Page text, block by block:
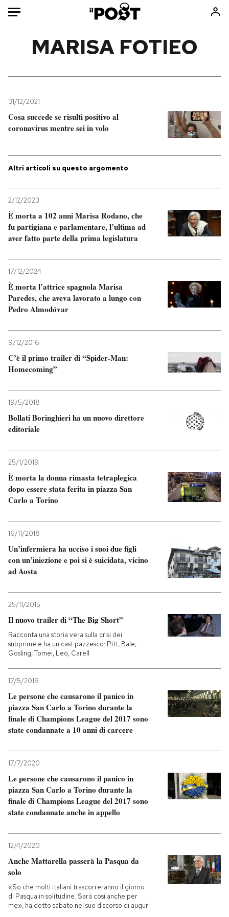
Mondo
Politica
Tecnologia
Economia
Sport
Consumismi
Altrecose
NEWSLETTER
AREA PERSONALE
MARISA FOTIEO
31/12/2021
Cosa succede se risulti positivo al
coronavirus mentre sei in volo
Altri articoli su questo argomento
2/12/2023
È morta a 102 anni Marisa Rodano, che
fu partigiana e parlamentare, l’ultima ad
aver fatto parte della prima legislatura
17/12/2024
È morta l’attrice spagnola Marisa
Paredes, che aveva lavorato a lungo con
Pedro Almodóvar
9/12/2016
C’è il primo trailer di “Spider-Man:
Homecoming”
19/5/2018
Bollati Boringhieri ha un nuovo direttore
editoriale
25/1/2019
È morta la donna rimasta tetraplegica
dopo essere stata ferita in piazza San
Carlo a Torino
16/11/2018
Un’infermiera ha ucciso i suoi due figli
con un’iniezione e poi si è suicidata, vicino
ad Aosta
25/11/2015
Il nuovo trailer di “The Big Short”
Racconta una storia vera sulla crisi dei
subprime e ha un cast pazzesco: Pitt, Bale,
Gosling, Tomei, Leo, Carell
17/5/2019
Le persone che causarono il panico in
piazza San Carlo a Torino durante la
finale di Champions League del 2017 sono
state condannate a 10 anni di carcere
17/7/2020
Le persone che causarono il panico in
piazza San Carlo a Torino durante la
finale di Champions League del 2017 sono
state condannate anche in appello
12/4/2020
Anche Mattarella passerà la Pasqua da
solo
«So che molti italiani trascorreranno il giorno
di Pasqua in solitudine. Sarà così anche per
me», ha detto sabato nel suo discorso di auguri